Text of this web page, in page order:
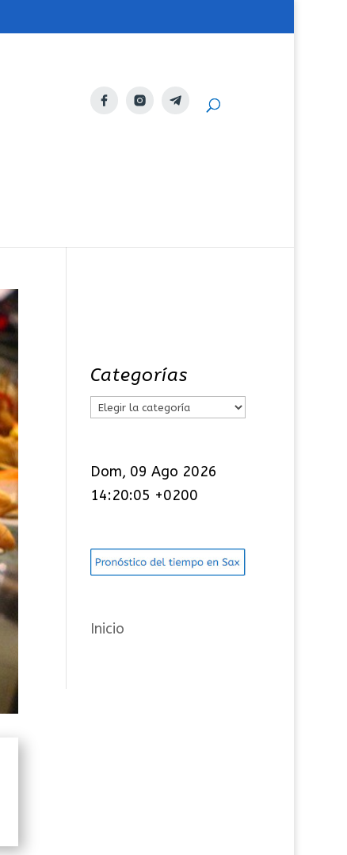
Categorías
C
e
g
r
í
s
Dom, 09 Ago 2026
14:20:06 +0200
Inicio